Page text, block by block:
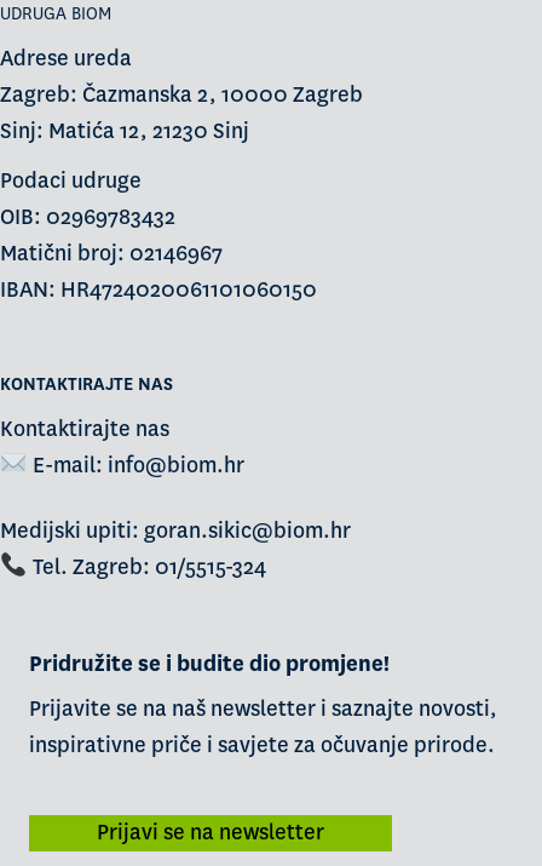
UDRUGA BIOM
Adrese ureda
Zagreb: Čazmanska 2, 10000 Zagreb
Sinj: Matića 12, 21230 Sinj
Podaci udruge
OIB: 02969783432
Matični broj: 02146967
IBAN: HR4724020061101060150
KONTAKTIRAJTE NAS
Kontaktirajte nas
E-mail: info@biom.hr
Medijski upiti: goran.sikic@biom.hr
Tel. Zagreb: 01/5515-324
Pridružite se i budite dio promjene!
Prijavite se na naš newsletter i saznajte novosti,
inspirativne priče i savjete za očuvanje prirode.
Prijavi se na newsletter